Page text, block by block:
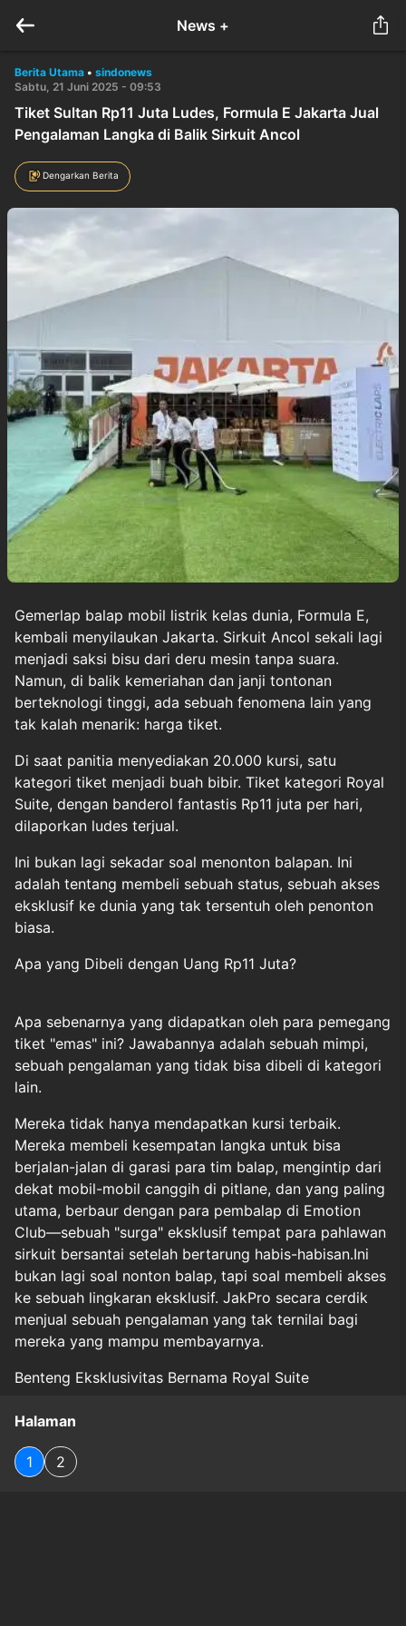
News +
Berita Utama • sindonews
Sabtu, 21 Juni 2025 - 09:53
Tiket Sultan Rp11 Juta Ludes, Formula E Jakarta Jual
Pengalaman Langka di Balik Sirkuit Ancol
Dengarkan Berita
Gemerlap balap mobil listrik kelas dunia, Formula E,
kembali menyilaukan Jakarta. Sirkuit Ancol sekali lagi
menjadi saksi bisu dari deru mesin tanpa suara.
Namun, di balik kemeriahan dan janji tontonan
berteknologi tinggi, ada sebuah fenomena lain yang
tak kalah menarik: harga tiket.
Di saat panitia menyediakan 20.000 kursi, satu
kategori tiket menjadi buah bibir. Tiket kategori Royal
Suite, dengan banderol fantastis Rp11 juta per hari,
dilaporkan ludes terjual.
Ini bukan lagi sekadar soal menonton balapan. Ini
adalah tentang membeli sebuah status, sebuah akses
eksklusif ke dunia yang tak tersentuh oleh penonton
biasa.
Apa yang Dibeli dengan Uang Rp11 Juta?
Apa sebenarnya yang didapatkan oleh para pemegang
tiket "emas" ini? Jawabannya adalah sebuah mimpi,
sebuah pengalaman yang tidak bisa dibeli di kategori
lain.
Mereka tidak hanya mendapatkan kursi terbaik.
Mereka membeli kesempatan langka untuk bisa
berjalan-jalan di garasi para tim balap, mengintip dari
dekat mobil-mobil canggih di pitlane, dan yang paling
utama, berbaur dengan para pembalap di Emotion
Club—sebuah "surga" eksklusif tempat para pahlawan
sirkuit bersantai setelah bertarung habis-habisan.Ini
bukan lagi soal nonton balap, tapi soal membeli akses
ke sebuah lingkaran eksklusif. JakPro secara cerdik
menjual sebuah pengalaman yang tak ternilai bagi
mereka yang mampu membayarnya.
Benteng Eksklusivitas Bernama Royal Suite
Halaman
1 2